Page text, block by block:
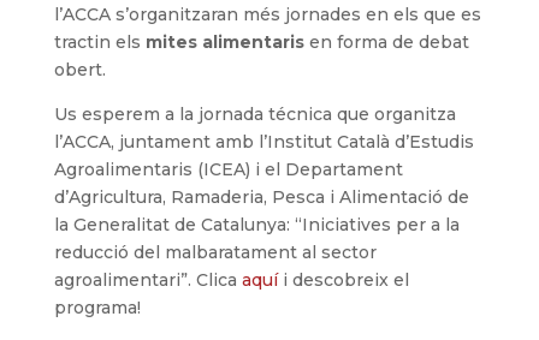
l’ACCA s’organitzaran més jornades en els que es
tractin els mites alimentarisen forma de debat
obert.
Us esperem a la jornada técnica que organitza
l’ACCA, juntament amb l’Institut Català d’Estudis
Agroalimentaris (ICEA) i el Departament
d’Agricultura, Ramaderia, Pesca i Alimentació de
la Generalitat de Catalunya: “Iniciatives per a la
reducció del malbaratament al sector
agroalimentari”. Clica aquíi descobreix el
programa!